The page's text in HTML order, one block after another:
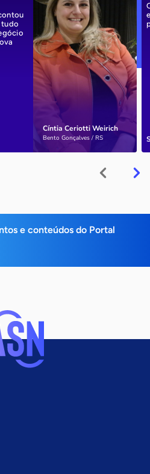
Cíntia Ceriotti Weirich
Bento Gonçalves / RS
tudo
e conteúdos do Portal